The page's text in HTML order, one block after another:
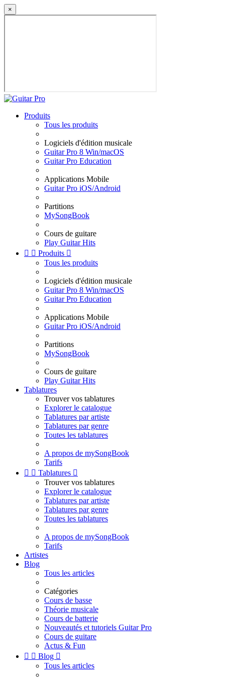
×
Produits
Tous les produits
Logiciels d'édition musicale
Guitar Pro 8 Win/macOS
Guitar Pro Education
Applications Mobile
Guitar Pro iOS/Android
Partitions
MySongBook
Cours de guitare
Play Guitar Hits
  Produits 
Tous les produits
Logiciels d'édition musicale
Guitar Pro 8 Win/macOS
Guitar Pro Education
Applications Mobile
Guitar Pro iOS/Android
Partitions
MySongBook
Cours de guitare
Play Guitar Hits
Tablatures
Trouver vos tablatures
Explorer le catalogue
Tablatures par artiste
Tablatures par genre
Toutes les tablatures
A propos de mySongBook
Tarifs
  Tablatures 
Trouver vos tablatures
Explorer le catalogue
Tablatures par artiste
Tablatures par genre
Toutes les tablatures
A propos de mySongBook
Tarifs
Artistes
Blog
Tous les articles
Catégories
Cours de basse
Théorie musicale
Cours de batterie
Nouveautés et tutoriels Guitar Pro
Cours de guitare
Actus & Fun
  Blog 
Tous les articles